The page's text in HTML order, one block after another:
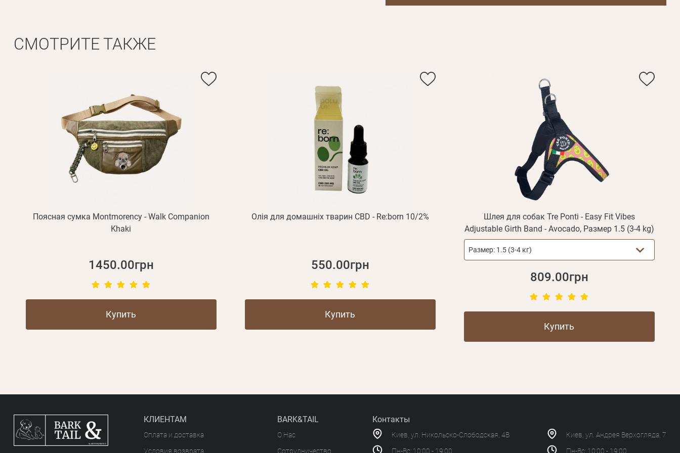
СМОТРИТЕ ТАКЖЕ
Поясная сумка Montmorency - Walk Companion
Khaki
1450.00грн
Купить
Олія для домашніх тварин CBD - Re:born 10/2%
550.00грн
Купить
Шлея для собак Tre Ponti - Easy Fit Vibes
Adjustable Girth Band - Avocado, Размер 1.5 (3-4 kg)
Размер: 1.5 (3-4 кг)
809.00грн
Купить
КЛИЕНТАМ
Оплата и доставка
Условия возврата
BARK&TAIL
О Нас
Сотрудничество
Контакты
Киев, ул. Никольско-Слободская, 4В
Пн-Вс: 10:00 - 19:00
Киев, ул. Андрея Верхогляда, 7
Пн-Вс: 10:00 - 19:00